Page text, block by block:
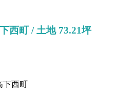
西町 / 土地 73.21坪
下西町